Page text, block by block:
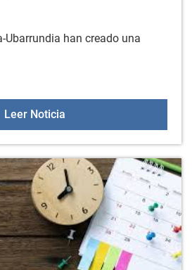
Ubarrundia han creado una
Leer NoticiaAsociación de jóvenes